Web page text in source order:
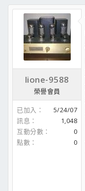
lione-9588
榮譽會員
已加入
5/24/07
訊息
1,048
互動分數
0
點數
0